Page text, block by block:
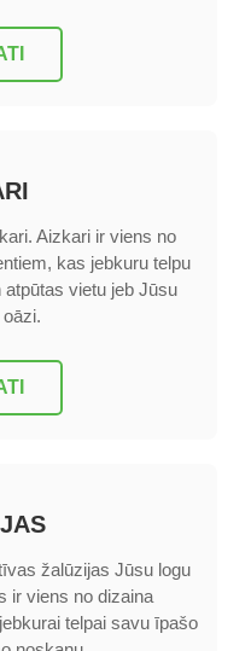
Aizkari ir viens no
kas jebkuru telpu
vietu jeb Jūsu
žalūzijas Jūsu logu
ir viens no dizaina
telpai savu īpašo